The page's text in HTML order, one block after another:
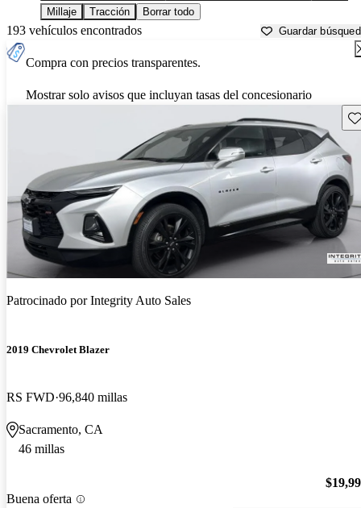
Millaje
Tracción Borrar todo
193 vehículos encontrados Guardar
Compra con precios transparentes.
Mostrar solo avisos que incluyan tasas del concesionario
Patrocinado porIntegrity Auto Sales
2019 Chevrolet Blazer
RS FWD 96,840 millas
Sacramento, CA
46 millas
Buena oferta